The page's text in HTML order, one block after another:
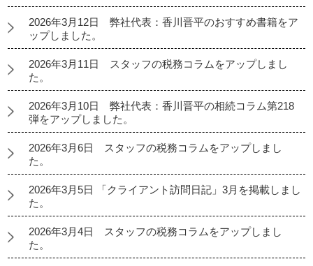
2026年3月12日 弊社代表：香川晋平のおすすめ書籍をア
ップしました。
2026年3月11日 スタッフの税務コラムをアップしまし
た。
2026年3月10日 弊社代表：香川晋平の相続コラム第218
弾をアップしました。
2026年3月6日 スタッフの税務コラムをアップしまし
た。
2026年3月5日 「クライアント訪問日記」3月を掲載しまし
た。
2026年3月4日 スタッフの税務コラムをアップしまし
た。